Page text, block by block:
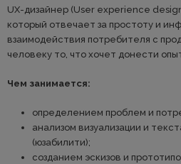
UX-дизайнер (User experience
который отвечает за простоту и
взаимодействия потребителя с
человеку то, что хочет донести
Чем занимается:
определением проблем и
анализом визуализации и
(юзабилити);
созданием эскизов и